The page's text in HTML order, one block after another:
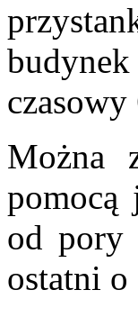
Można
pomocą
od pory
ostatni o